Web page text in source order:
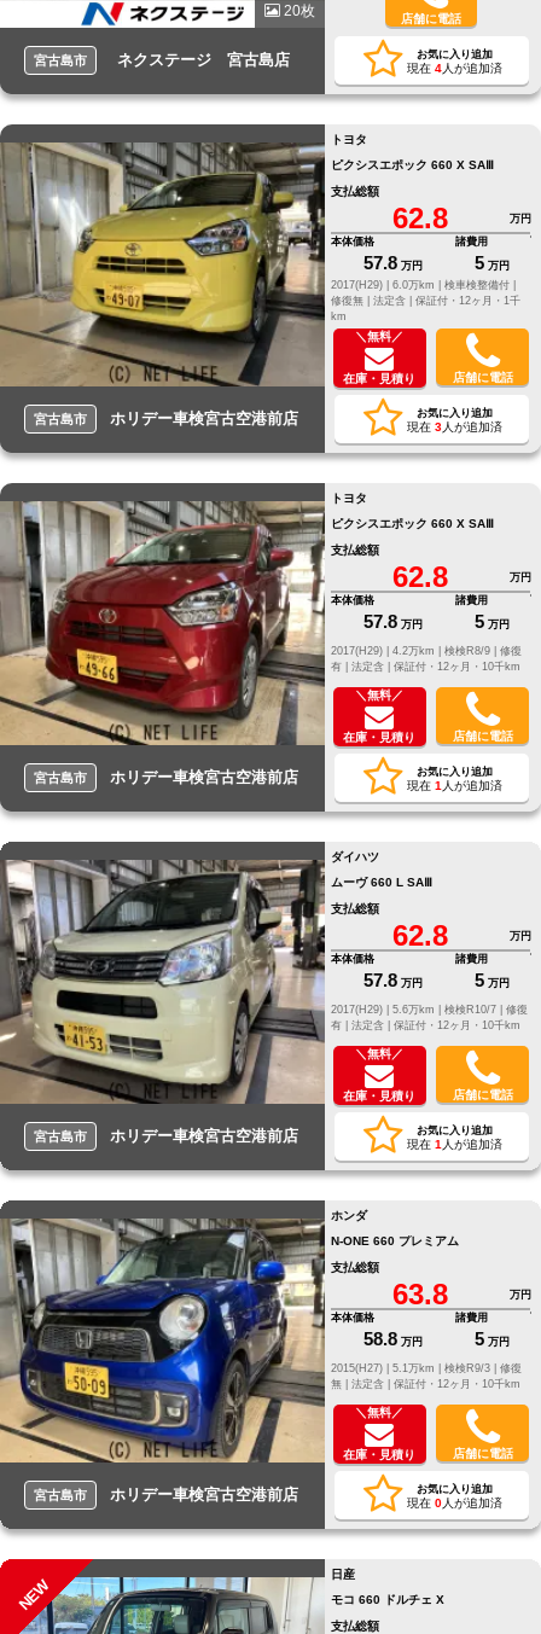
20枚
宮古島市 ネクステージ 宮古島店
店舗に電話
お気に入り追加
現在 4人が追加済
宮古島市 ホリデー車検宮古空港前店
トヨタ
ピクシスエポック 660 X SAⅢ
支払総額
62.8
万円
本体価格
57.8 万円
諸費用
5 万円
2017(H29) |
6.0万km |
検車検整備付 |
修復無 | 法定含 | 保証付・12ヶ月・1千
km
＼無料／
在庫・見積り 店舗に電話
お気に入り追加
現在 3人が追加済
宮古島市 ホリデー車検宮古空港前店
トヨタ
ピクシスエポック 660 X SAⅢ
支払総額
62.8
万円
本体価格
57.8 万円
諸費用
5 万円
修復
有 | 法定含 | 保証付・12ヶ月・10千km
＼無料／
在庫・見積り 店舗に電話
お気に入り追加
現在 1 人が追加済
宮古島市 ホリデー車検宮古空港前店
ダイハツ
ムーヴ 660 L SAⅢ
支払総額
62.8
万円
本体価格
57.8 万円
諸費用
5 万円
修復
有 | 法定含 | 保証付・12ヶ月・10千km
＼無料／
在庫・見積り 店舗に電話
お気に入り追加
現在 1 人が追加済
宮古島市 ホリデー車検宮古空港前店
ホンダ
N-ONE 660 プレミアム
支払総額
63.8
万円
本体価格
58.8 万円
諸費用
5 万円
修復
無 | 法定含 | 保証付・12ヶ月・10千km
＼無料／
在庫・見積り 店舗に電話
お気に入り追加
現在 0人が追加済
NEW
日産
モコ 660 ドルチェ X
支払総額